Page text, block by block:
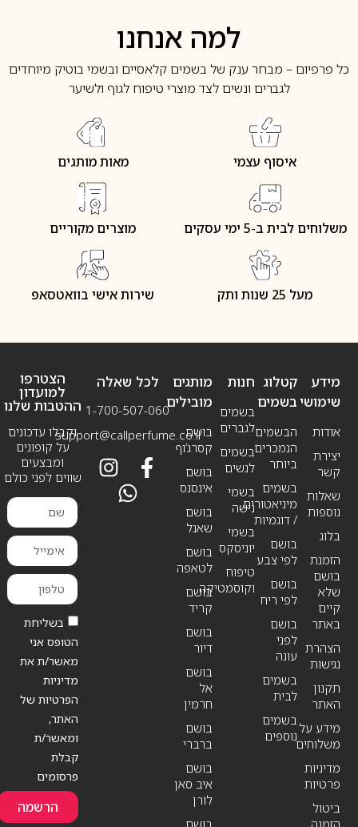
למה אנחנו
כל פרפיום – מבחר ענק של בשמים קלאסיים ובשמי בוטיק מיוחדים
לגברים ונשים לצד מוצרי טיפוח לגוף ולשיער
איסוף עצמי מאות מותגים
משלוחים לבית ב-5 ימי עסקים מוצרים מקוריים
מעל 25 שנות ותק שירות אישי בוואטסאפ
מידע
שימושי
אודות
יצירת
קשר
שאלות
נוספות
בלוג
הזמנת
בושם
שלא
קיים
באתר
הצהרת
נגישות
תקנון
האתר
מידע על
משלוחים
מדיניות
פרטיות
ביטול
הזמנה
חנות
בשמים
לגברים
בשמים
לנשים
בשמי
נישה
בשמי
יוניסקס
טיפוח
וקוסמטיקה
קטלוג
בשמים
הבשמים
הנמכרים
ביותר
בשמים
מיניאטורים
/ דוגמיות
בושם
לפי צבע
בושם
לפי ריח
בושם
לפני
עונה
בשמים
לבית
בשמים
נוספים
מותגים
מובילים
בושם
קסרג’וף
בושם
אינסנס
בושם
שאנל
בושם
לטאפה
בושם
קריד
בושם
דיור
בושם
אל
חרמין
בושם
ברברי
בושם
איב סאן
לורן
בושם
לכל שאלה
1-700-507-060
support@callperfume.co.il
הצטרפו
למועדון
ההטבות שלנו
וקבלו עדכונים
על קופונים
ומבצעים
שווים לפני כולם
בשליחת
הטופס אני
מאשר/ת את
מדיניות
הפרטיות של
האתר,
ומאשר/ת
קבלת
פרסומים
הרשמה